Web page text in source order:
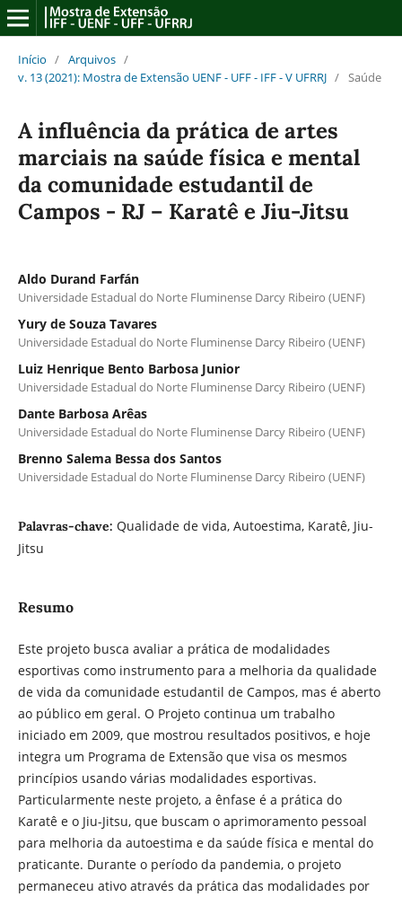
Início / Arquivos /
v. 13 (2021): Mostra de Extensão UENF - UFF - IFF - V UFRRJ / Saúde
A influência da prática de artes
marciais na saúde física e mental
da comunidade estudantil de
Campos - RJ – Karatê e Jiu-Jitsu
Aldo Durand Farfán
Universidade Estadual do Norte Fluminense Darcy Ribeiro (UENF)
Yury de Souza Tavares
Universidade Estadual do Norte Fluminense Darcy Ribeiro (UENF)
Luiz Henrique Bento Barbosa Junior
Universidade Estadual do Norte Fluminense Darcy Ribeiro (UENF)
Dante Barbosa Arêas
Universidade Estadual do Norte Fluminense Darcy Ribeiro (UENF)
Brenno Salema Bessa dos Santos
Universidade Estadual do Norte Fluminense Darcy Ribeiro (UENF)
Palavras-chave: Qualidade de vida, Autoestima, Karatê, Jiu-
Jitsu
Resumo
Este projeto busca avaliar a prática de modalidades
esportivas como instrumento para a melhoria da qualidade
de vida da comunidade estudantil de Campos, mas é aberto
ao público em geral. O Projeto continua um trabalho
iniciado em 2009, que mostrou resultados positivos, e hoje
integra um Programa de Extensão que visa os mesmos
princípios usando várias modalidades esportivas.
Particularmente neste projeto, a ênfase é a prática do
Karatê e o Jiu-Jitsu, que buscam o aprimoramento pessoal
para melhoria da autoestima e da saúde física e mental do
praticante. Durante o período da pandemia, o projeto
permaneceu ativo através da prática das modalidades por